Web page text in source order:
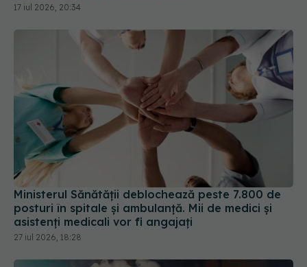
17 iul 2026, 20:34
Ministerul Sănătății deblochează peste 7.800 de
posturi în spitale și ambulanță. Mii de medici și
asistenți medicali vor fi angajați
27 iul 2026, 18:28